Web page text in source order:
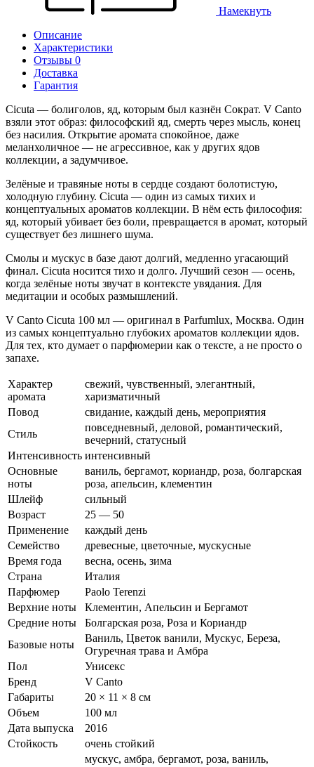
Намекнуть
Описание
Характеристики
Отзывы 0
Доставка
Гарантия
Cicuta — болиголов, яд, которым был казнён Сократ. V Canto
взяли этот образ: философский яд, смерть через мысль, конец
без насилия. Открытие аромата спокойное, даже
меланхоличное — не агрессивное, как у других ядов
коллекции, а задумчивое.
Зелёные и травяные ноты в сердце создают болотистую,
холодную глубину. Cicuta — один из самых тихих и
концептуальных ароматов коллекции. В нём есть философия:
яд, который убивает без боли, превращается в аромат, который
существует без лишнего шума.
Смолы и мускус в базе дают долгий, медленно угасающий
финал. Cicuta носится тихо и долго. Лучший сезон — осень,
когда зелёные ноты звучат в контексте увядания. Для
медитации и особых размышлений.
V Canto Cicuta 100 мл — оригинал в Parfumlux, Москва. Один
из самых концептуально глубоких ароматов коллекции ядов.
Для тех, кто думает о парфюмерии как о тексте, а не просто о
запахе.
Характер
аромата
свежий, чувственный, элегантный,
харизматичный
Повод
свидание, каждый день, мероприятия
Стиль
повседневный, деловой, романтический,
вечерний, статусный
Интенсивность интенсивный
Основные
ноты
ваниль, бергамот, кориандр, роза, болгарская
роза, апельсин, клементин
Шлейф
сильный
Возраст
25 — 50
Применение
каждый день
Семейство
древесные, цветочные, мускусные
Время года
весна, осень, зима
Страна
Италия
Парфюмер
Paolo Terenzi
Верхние ноты
Клементин, Апельсин и Бергамот
Средние ноты
Болгарская роза, Роза и Кориандр
Базовые ноты
Ваниль, Цветок ванили, Мускус, Береза,
Огуречная трава и Амбра
Пол
Унисекс
Бренд
V Canto
Габариты
20 × 11 × 8 см
Объем
100 мл
Дата выпуска
2016
Стойкость
очень стойкий
мускус, амбра, бергамот, роза, ваниль,